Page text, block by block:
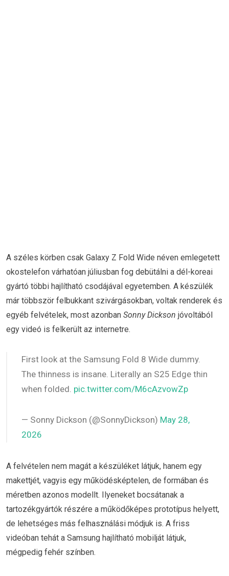
A széles körben csak Galaxy Z Fold Wide néven emlegetett
okostelefon várhatóan júliusban fog debütálni a dél-koreai
gyártó többi hajlítható csodájával egyetemben. A készülék
már többször felbukkant szivárgásokban, voltak renderek és
egyéb felvételek, most azonban Sonny Dickson jóvoltából
egy videó is felkerült az internetre.
First look at the Samsung Fold 8 Wide dummy.
The thinness is insane. Literally an S25 Edge thin
when folded. pic.twitter.com/M6cAzvowZp
— Sonny Dickson (@SonnyDickson) May 28,
2026
A felvételen nem magát a készüléket látjuk, hanem egy
makettjét, vagyis egy működésképtelen, de formában és
méretben azonos modellt. Ilyeneket bocsátanak a
tartozékgyártók részére a működőképes prototípus helyett,
de lehetséges más felhasználási módjuk is. A friss
videóban tehát a Samsung hajlítható mobilját látjuk,
mégpedig fehér színben.